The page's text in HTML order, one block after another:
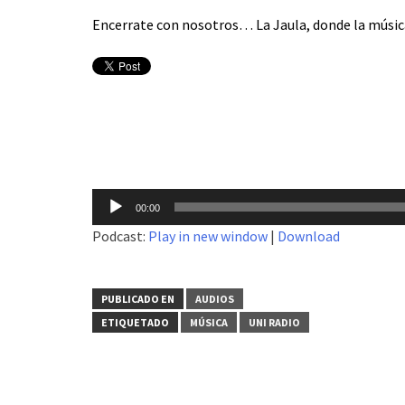
Encerrate con nosotros… La Jaula, donde la
Reproductor
audio
00:00
Podcast: Play in new window | Download
PUBLICADO EN
AUDIOS
ETIQUETADO
MÚSICA UNI RADIO